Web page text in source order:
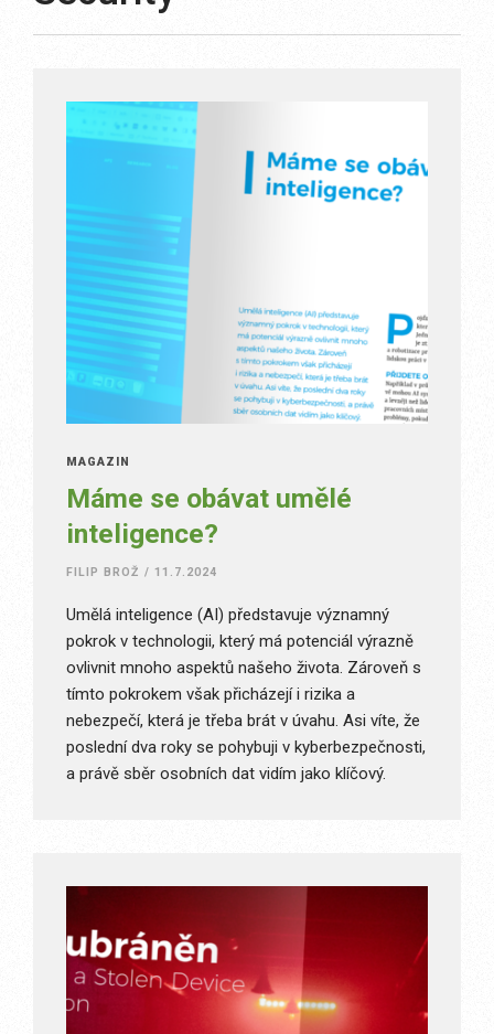
MAGAZÍN
Máme se obávat umělé
inteligence?
FILIP BROŽ / 11.7.2024
Umělá inteligence (AI) představuje významný
pokrok v technologii, který má potenciál výrazně
ovlivnit mnoho aspektů našeho života. Zároveň s
tímto pokrokem však přicházejí i rizika a
nebezpečí, která je třeba brát v úvahu. Asi víte, že
poslední dva roky se pohybuji v kyberbezpečnosti,
a právě sběr osobních dat vidím jako klíčový.